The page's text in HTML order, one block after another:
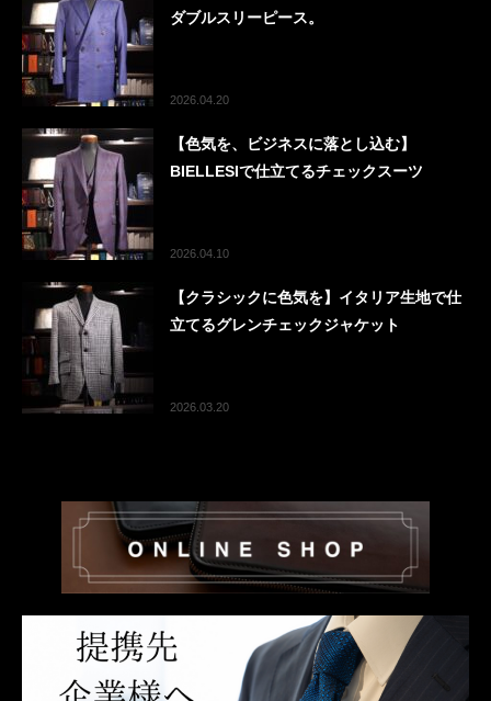
ダブルスリーピース。
2026.04.20
【色気を、ビジネスに落とし込む】
BIELLESIで仕立てるチェックスーツ
2026.04.10
【クラシックに色気を】イタリア生地で仕
立てるグレンチェックジャケット
2026.03.20